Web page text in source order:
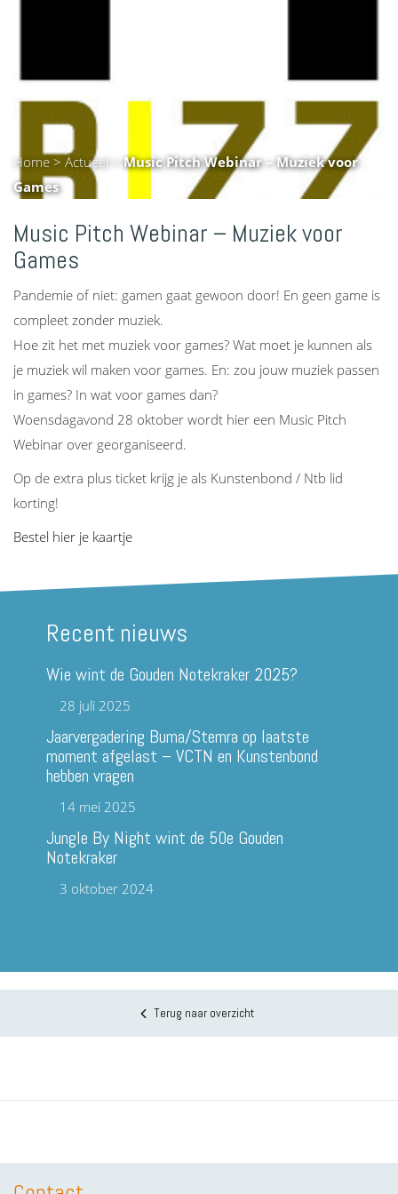
Home>Actueel>Music Pitch Webinar – Muziek voor
Games
Music Pitch Webinar – Muziek voor
Games
Pandemie of niet: gamen gaat gewoon door! En geen game is
compleet zonder muziek.
Hoe zit het met muziek voor games? Wat moet je kunnen als
je muziek wil maken voor games. En: zou jouw muziek passen
in games? In wat voor games dan?
Woensdagavond 28 oktober wordt hier een Music Pitch
Webinar over georganiseerd.
Op de extra plus ticket krijg je als Kunstenbond / Ntb lid
korting!
Bestel hier je kaartje
Recent nieuws
Wie wint de Gouden Notekraker 2025?
28 juli 2025
Jaarvergadering Buma/Stemra op laatste
moment afgelast – VCTN en Kunstenbond
hebben vragen
14 mei 2025
Jungle By Night wint de 50e Gouden
Notekraker
3 oktober 2024
Terug naar overzicht